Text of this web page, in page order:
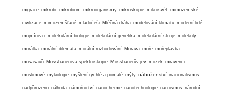
migrace mikrobi mikrobiom mikroorganismy mikroskopie mikrosvět mimozemské
civilizace mimozemšťané mladočeši Mléčná dráha modelování klimatu moderní lidé
mojmírovci molekulární biologie molekulární genetika molekulární stroje molekuly
morálka morální dilemata morální rozhodování Morava moře mořeplavba
mosasauři Mössbauerova spektroskopie Mössbauerův jev mozek mravenci
muslimové mykologie myšlení rychlé a pomalé mýty náboženství nacionalismus
nadpřirozeno náhoda námořnictví nanochemie nanotechnologie narcismus národní